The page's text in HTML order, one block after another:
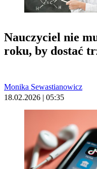
Nauczyciel nie
roku, by dostać
Monika Sewastianowicz
18.02.2026 | 05:35